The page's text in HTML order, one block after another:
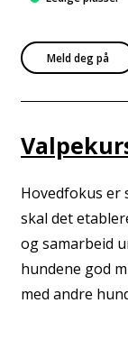
Meld deg på
Hovedfokus er
skal det
og samarbeid
hundene god
med andre